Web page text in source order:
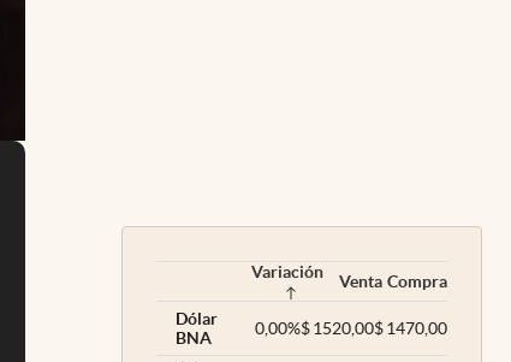
Variación Venta Compra
Dólar
BNA
0,00%$1520,00$1470,00